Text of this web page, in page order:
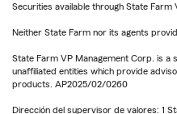
Securities available through State Farm
Neither State Farm nor its agents
State Farm VP Management Corp. is
unaffiliated entities which provide
products. AP2025/02/0260
Dirección del supervisor de valores: 1